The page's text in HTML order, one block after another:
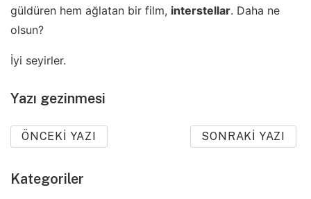
güldüren hem ağlatan bir film, interstellar. Daha ne
olsun?
İyi seyirler.
Yazı gezinmesi
ÖNCEKI YAZI SONRAKI YAZI
Kategoriler